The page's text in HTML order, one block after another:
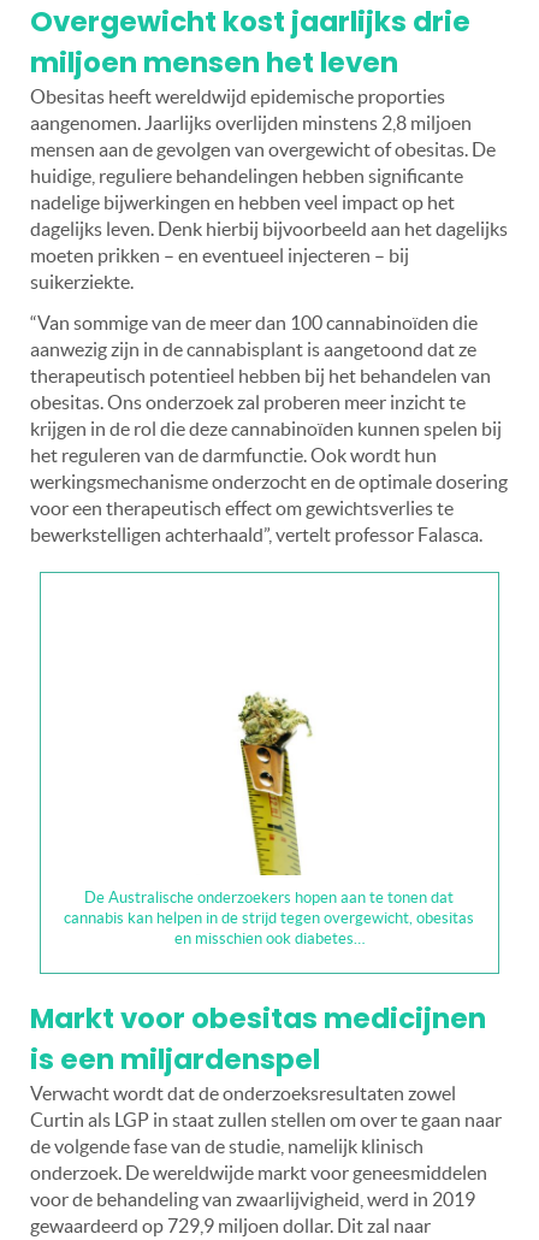
Overgewicht kost jaarlijks drie
miljoen mensen het leven
Obesitas heeft wereldwijd epidemische proporties
aangenomen. Jaarlijks overlijden minstens 2,8 miljoen
mensen aan de gevolgen van overgewicht of obesitas. De
huidige, reguliere behandelingen hebben significante
nadelige bijwerkingen en hebben veel impact op het
dagelijks leven. Denk hierbij bijvoorbeeld aan het dagelijks
moeten prikken – en eventueel injecteren – bij
suikerziekte.
“Van sommige van de meer dan 100 cannabinoïden die
aanwezig zijn in de cannabisplant is aangetoond dat ze
therapeutisch potentieel hebben bij het behandelen van
obesitas. Ons onderzoek zal proberen meer inzicht te
krijgen in de rol die deze cannabinoïden kunnen spelen bij
het reguleren van de darmfunctie. Ook wordt hun
werkingsmechanisme onderzocht en de optimale dosering
voor een therapeutisch effect om gewichtsverlies te
bewerkstelligen achterhaald”, vertelt professor Falasca.
De Australische onderzoekers hopen aan te tonen dat
cannabis kan helpen in de strijd tegen overgewicht, obesitas
en misschien ook diabetes…
Markt voor obesitas medicijnen
is een miljardenspel
Verwacht wordt dat de onderzoeksresultaten zowel
Curtin als LGP in staat zullen stellen om over te gaan naar
de volgende fase van de studie, namelijk klinisch
onderzoek. De wereldwijde markt voor geneesmiddelen
voor de behandeling van zwaarlijvigheid, werd in 2019
gewaardeerd op 729,9 miljoen dollar. Dit zal naar